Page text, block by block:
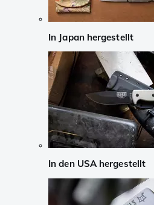
In Japan hergestellt
In den USA hergestellt